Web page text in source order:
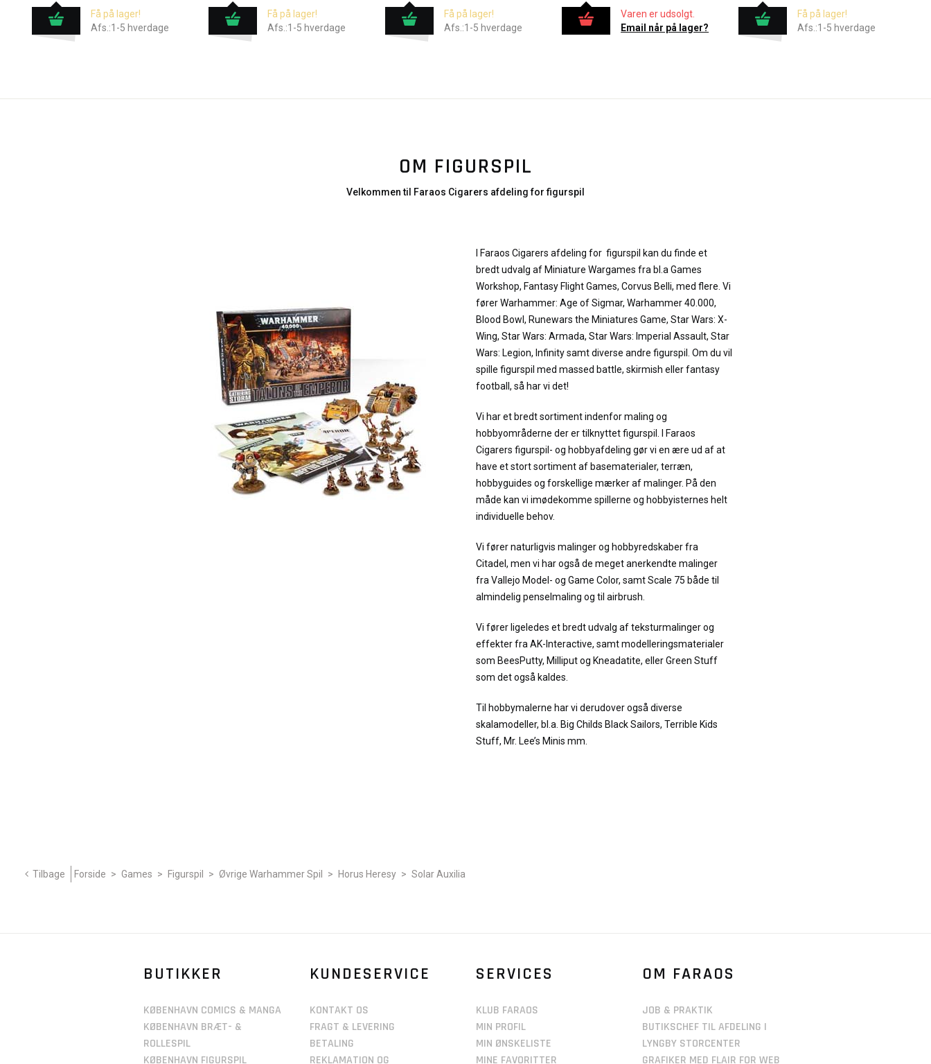
Få på lager!
Afs.:1-5 hverdage
Få på lager!
Afs.:1-5 hverdage
Få på lager!
Afs.:1-5 hverdage
Varen er udsolgt.
Email når på lager?
Få på lager!
Afs.:1-5 hverdage
OM FIGURSPIL
Velkommen til Faraos Cigarers afdeling for figurspil
I Faraos Cigarers afdeling for figurspil kan du finde et
bredt udvalg af Miniature Wargames fra bl.a Games
Workshop, Fantasy Flight Games, Corvus Belli, med flere. Vi
fører Warhammer: Age of Sigmar, Warhammer 40.000,
Blood Bowl, Runewars the Miniatures Game, Star Wars: X-
Wing, Star Wars: Armada, Star Wars: Imperial Assault, Star
Wars: Legion, Infinity samt diverse andre figurspil. Om du vil
spille figurspil med massed battle, skirmish eller fantasy
football, så har vi det!
Vi har et bredt sortiment indenfor maling og
hobbyområderne der er tilknyttet figurspil. I Faraos
Cigarers figurspil- og hobbyafdeling gør vi en ære ud af at
have et stort sortiment af basematerialer, terræn,
hobbyguides og forskellige mærker af malinger. På den
måde kan vi imødekomme spillerne og hobbyisternes helt
individuelle behov.
Vi fører naturligvis malinger og hobbyredskaber fra
Citadel, men vi har også de meget anerkendte malinger
fra Vallejo Model- og Game Color, samt Scale 75 både til
almindelig penselmaling og til airbrush.
Vi fører ligeledes et bredt udvalg af teksturmalinger og
effekter fra AK-Interactive, samt modelleringsmaterialer
som BeesPutty, Milliput og Kneadatite, eller Green Stuff
som det også kaldes.
Til hobbymalerne har vi derudover også diverse
skalamodeller, bl.a. Big Childs Black Sailors, Terrible Kids
Stuff, Mr. Lee’s Minis mm.
Tilbage Forside > Games > Figurspil > Øvrige Warhammer Spil > Horus Heresy > Solar Auxilia
BUTIKKER
KØBENHAVN COMICS & MANGA
KØBENHAVN BRÆT- &
ROLLESPIL
KØBENHAVN FIGURSPIL
KUNDESERVICE
KONTAKT OS
FRAGT & LEVERING
BETALING
REKLAMATION OG
SERVICES
KLUB FARAOS
MIN PROFIL
MIN ØNSKELISTE
MINE FAVORITTER
OM FARAOS
JOB & PRAKTIK
BUTIKSCHEF TIL AFDELING I
LYNGBY STORCENTER
GRAFIKER MED FLAIR FOR WEB